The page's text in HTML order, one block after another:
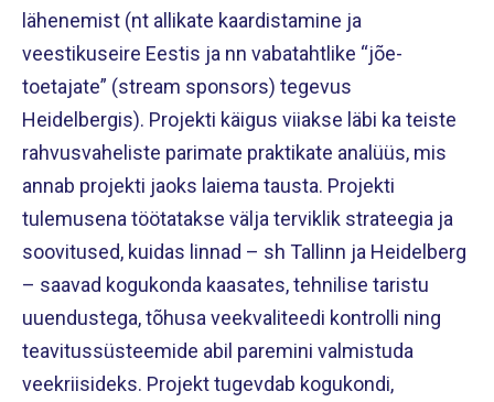
lähenemist (nt allikate kaardistamine ja
veestikuseire Eestis ja nn vabatahtlike “jõe-
toetajate” (stream sponsors) tegevus
Heidelbergis). Projekti käigus viiakse läbi ka teiste
rahvusvaheliste parimate praktikate analüüs, mis
annab projekti jaoks laiema tausta. Projekti
tulemusena töötatakse välja terviklik strateegia ja
soovitused, kuidas linnad – sh Tallinn ja Heidelberg
– saavad kogukonda kaasates, tehnilise taristu
uuendustega, tõhusa veekvaliteedi kontrolli ning
teavitussüsteemide abil paremini valmistuda
veekriisideks. Projekt tugevdab kogukondi,